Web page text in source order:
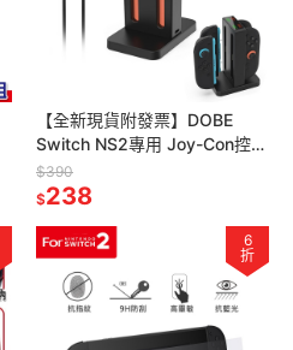
【全新現貨附發票】DOBE
Switch NS2專用 Joy-Con控制
器4Port磁吸式充電座 (TNS-
3192B
$390
$238
6
折